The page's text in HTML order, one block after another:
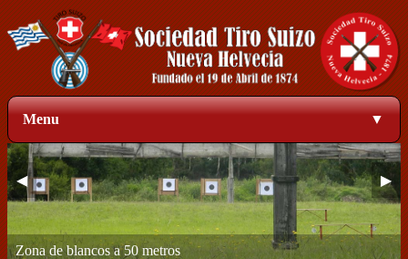
Menu ▼
Zona de blancos a 50 metros
◀ ▶